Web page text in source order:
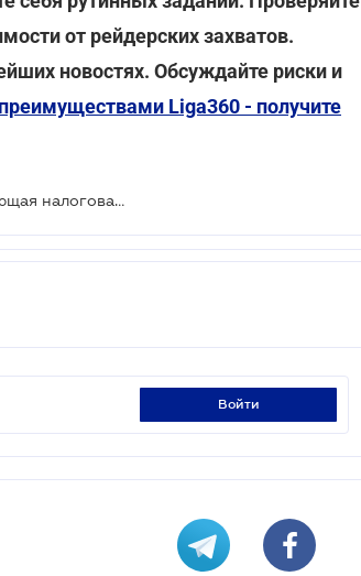
от рейдерских захватов.
новостях. Обсуждайте риски и
Liga360 - получите
Налогообложение при ликвидации КИК: обобщающая налоговая консультация от Минфина
войти